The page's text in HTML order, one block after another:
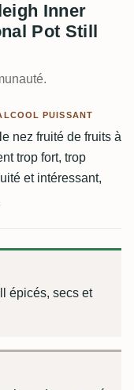
Inner
Pot Still
PUISSANT
nez fruité de fruits à
trop fort, trop
et intéressant,
épicés, secs et